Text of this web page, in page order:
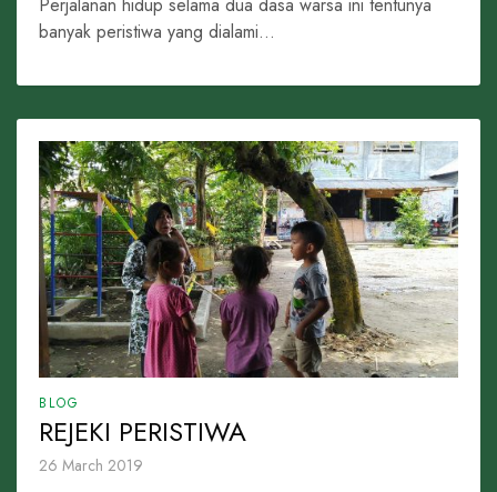
banyak peristiwa yang dialami...
BLOG
REJEKI PERISTIWA
26 March 2019